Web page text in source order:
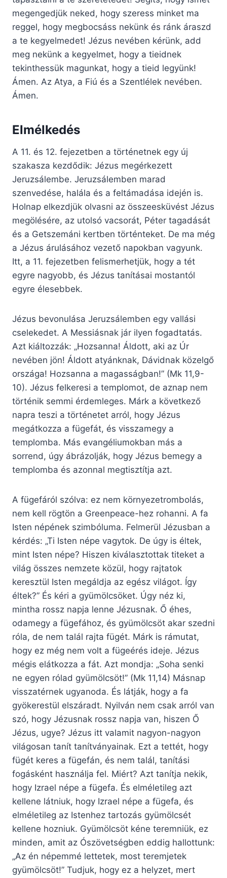
megengedjük neked, hogy szeress minket ma
reggel, hogy megbocsáss nekünk és ránk áraszd
a te kegyelmedet! Jézus nevében kérünk, add
meg nekünk a kegyelmet, hogy a tieidnek
tekinthessük magunkat, hogy a tieid legyünk!
Ámen. Az Atya, a Fiú és a Szentlélek nevében.
Ámen.
Elmélkedés
A 11. és 12. fejezetben a történetnek egy új
szakasza kezdődik: Jézus megérkezett
Jeruzsálembe. Jeruzsálemben marad
szenvedése, halála és a feltámadása idején is.
Holnap elkezdjük olvasni az összeesküvést Jézus
megölésére, az utolsó vacsorát, Péter tagadását
és a Getszemáni kertben történteket. De ma még
a Jézus árulásához vezető napokban vagyunk.
Itt, a 11. fejezetben felismerhetjük, hogy a tét
egyre nagyobb, és Jézus tanításai mostantól
egyre élesebbek.
Jézus bevonulása Jeruzsálemben egy vallási
cselekedet. A Messiásnak jár ilyen fogadtatás.
Azt kiáltozzák: „Hozsanna! Áldott, aki az Úr
nevében jön! Áldott atyánknak, Dávidnak közelgő
országa! Hozsanna a magasságban!” (Mk 11,9-
10). Jézus felkeresi a templomot, de aznap nem
történik semmi érdemleges. Márk a következő
napra teszi a történetet arról, hogy Jézus
megátkozza a fügefát, és visszamegy a
templomba. Más evangéliumokban más a
sorrend, úgy ábrázolják, hogy Jézus bemegy a
templomba és azonnal megtisztítja azt.
A fügefáról szólva: ez nem környezetrombolás,
nem kell rögtön a Greenpeace-hez rohanni. A fa
Isten népének szimbóluma. Felmerül Jézusban a
kérdés: „Ti Isten népe vagytok. De úgy is éltek,
mint Isten népe? Hiszen kiválasztottak titeket a
világ összes nemzete közül, hogy rajtatok
keresztül Isten megáldja az egész világot. Így
éltek?” És kéri a gyümölcsöket. Úgy néz ki,
mintha rossz napja lenne Jézusnak. Ő éhes,
odamegy a fügefához, és gyümölcsöt akar szedni
róla, de nem talál rajta fügét. Márk is rámutat,
hogy ez még nem volt a fügeérés ideje. Jézus
mégis elátkozza a fát. Azt mondja: „Soha senki
ne egyen rólad gyümölcsöt!” (Mk 11,14) Másnap
visszatérnek ugyanoda. És látják, hogy a fa
gyökerestül elszáradt. Nyilván nem csak arról van
szó, hogy Jézusnak rossz napja van, hiszen Ő
Jézus, ugye? Jézus itt valamit nagyon-nagyon
világosan tanít tanítványainak. Ezt a tettét, hogy
fügét keres a fügefán, és nem talál, tanítási
fogásként használja fel. Miért? Azt tanítja nekik,
hogy Izrael népe a fügefa. És elméletileg azt
kellene látniuk, hogy Izrael népe a fügefa, és
elméletileg az Istenhez tartozás gyümölcsét
kellene hozniuk. Gyümölcsöt kéne teremniük, ez
minden, amit az Ószövetségben eddig hallottunk:
„Az én népemmé lettetek, most teremjetek
gyümölcsöt!” Tudjuk, hogy ez a helyzet, mert